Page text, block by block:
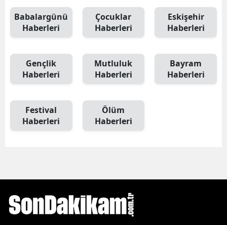
Babalargünü
Haberleri
Çocuklar
Haberleri
Eskişehir
Haberleri
Gençlik
Haberleri
Mutluluk
Haberleri
Bayram
Haberleri
Festival
Haberleri
Ölüm
Haberleri